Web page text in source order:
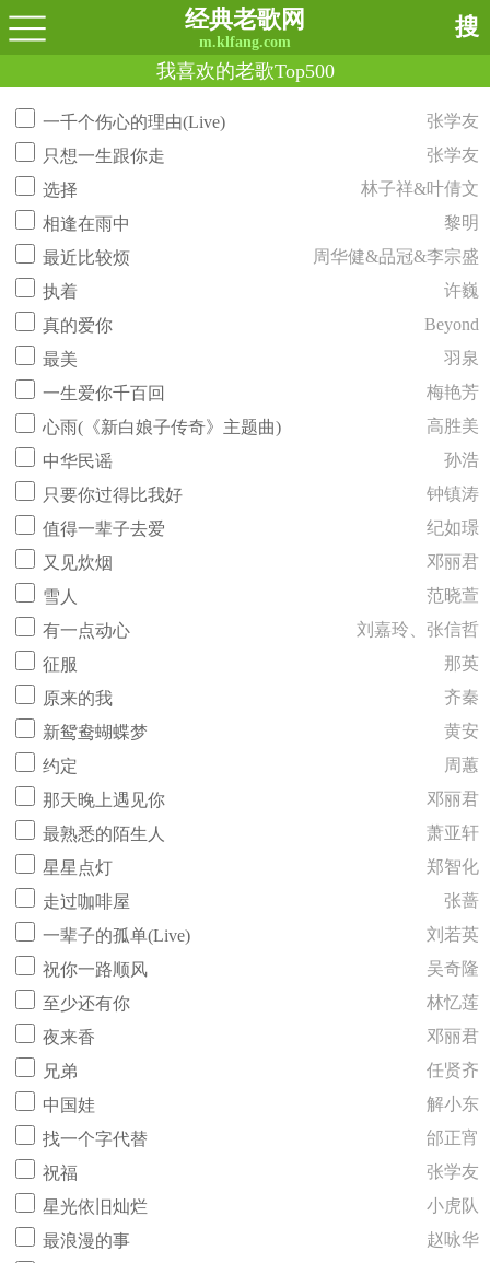
经典老歌网
m.klfang.com
搜
我喜欢的老歌Top500
一千个伤心的理由(Live)
张学友
只想一生跟你走
张学友
选择
林子祥&叶倩文
相逢在雨中
黎明
最近比较烦
周华健&品冠&李宗盛
执着
许巍
真的爱你
Beyond
最美
羽泉
一生爱你千百回
梅艳芳
心雨(《新白娘子传奇》主题曲)
高胜美
中华民谣
孙浩
只要你过得比我好
钟镇涛
值得一辈子去爱
纪如璟
又见炊烟
邓丽君
雪人
范晓萱
有一点动心
刘嘉玲、张信哲
征服
那英
原来的我
齐秦
新鸳鸯蝴蝶梦
黄安
约定
周蕙
那天晚上遇见你
邓丽君
最熟悉的陌生人
萧亚轩
星星点灯
郑智化
走过咖啡屋
张蔷
一辈子的孤单(Live)
刘若英
祝你一路顺风
吴奇隆
至少还有你
林忆莲
夜来香
邓丽君
兄弟
任贤齐
中国娃
解小东
找一个字代替
邰正宵
祝福
张学友
星光依旧灿烂
小虎队
最浪漫的事
赵咏华